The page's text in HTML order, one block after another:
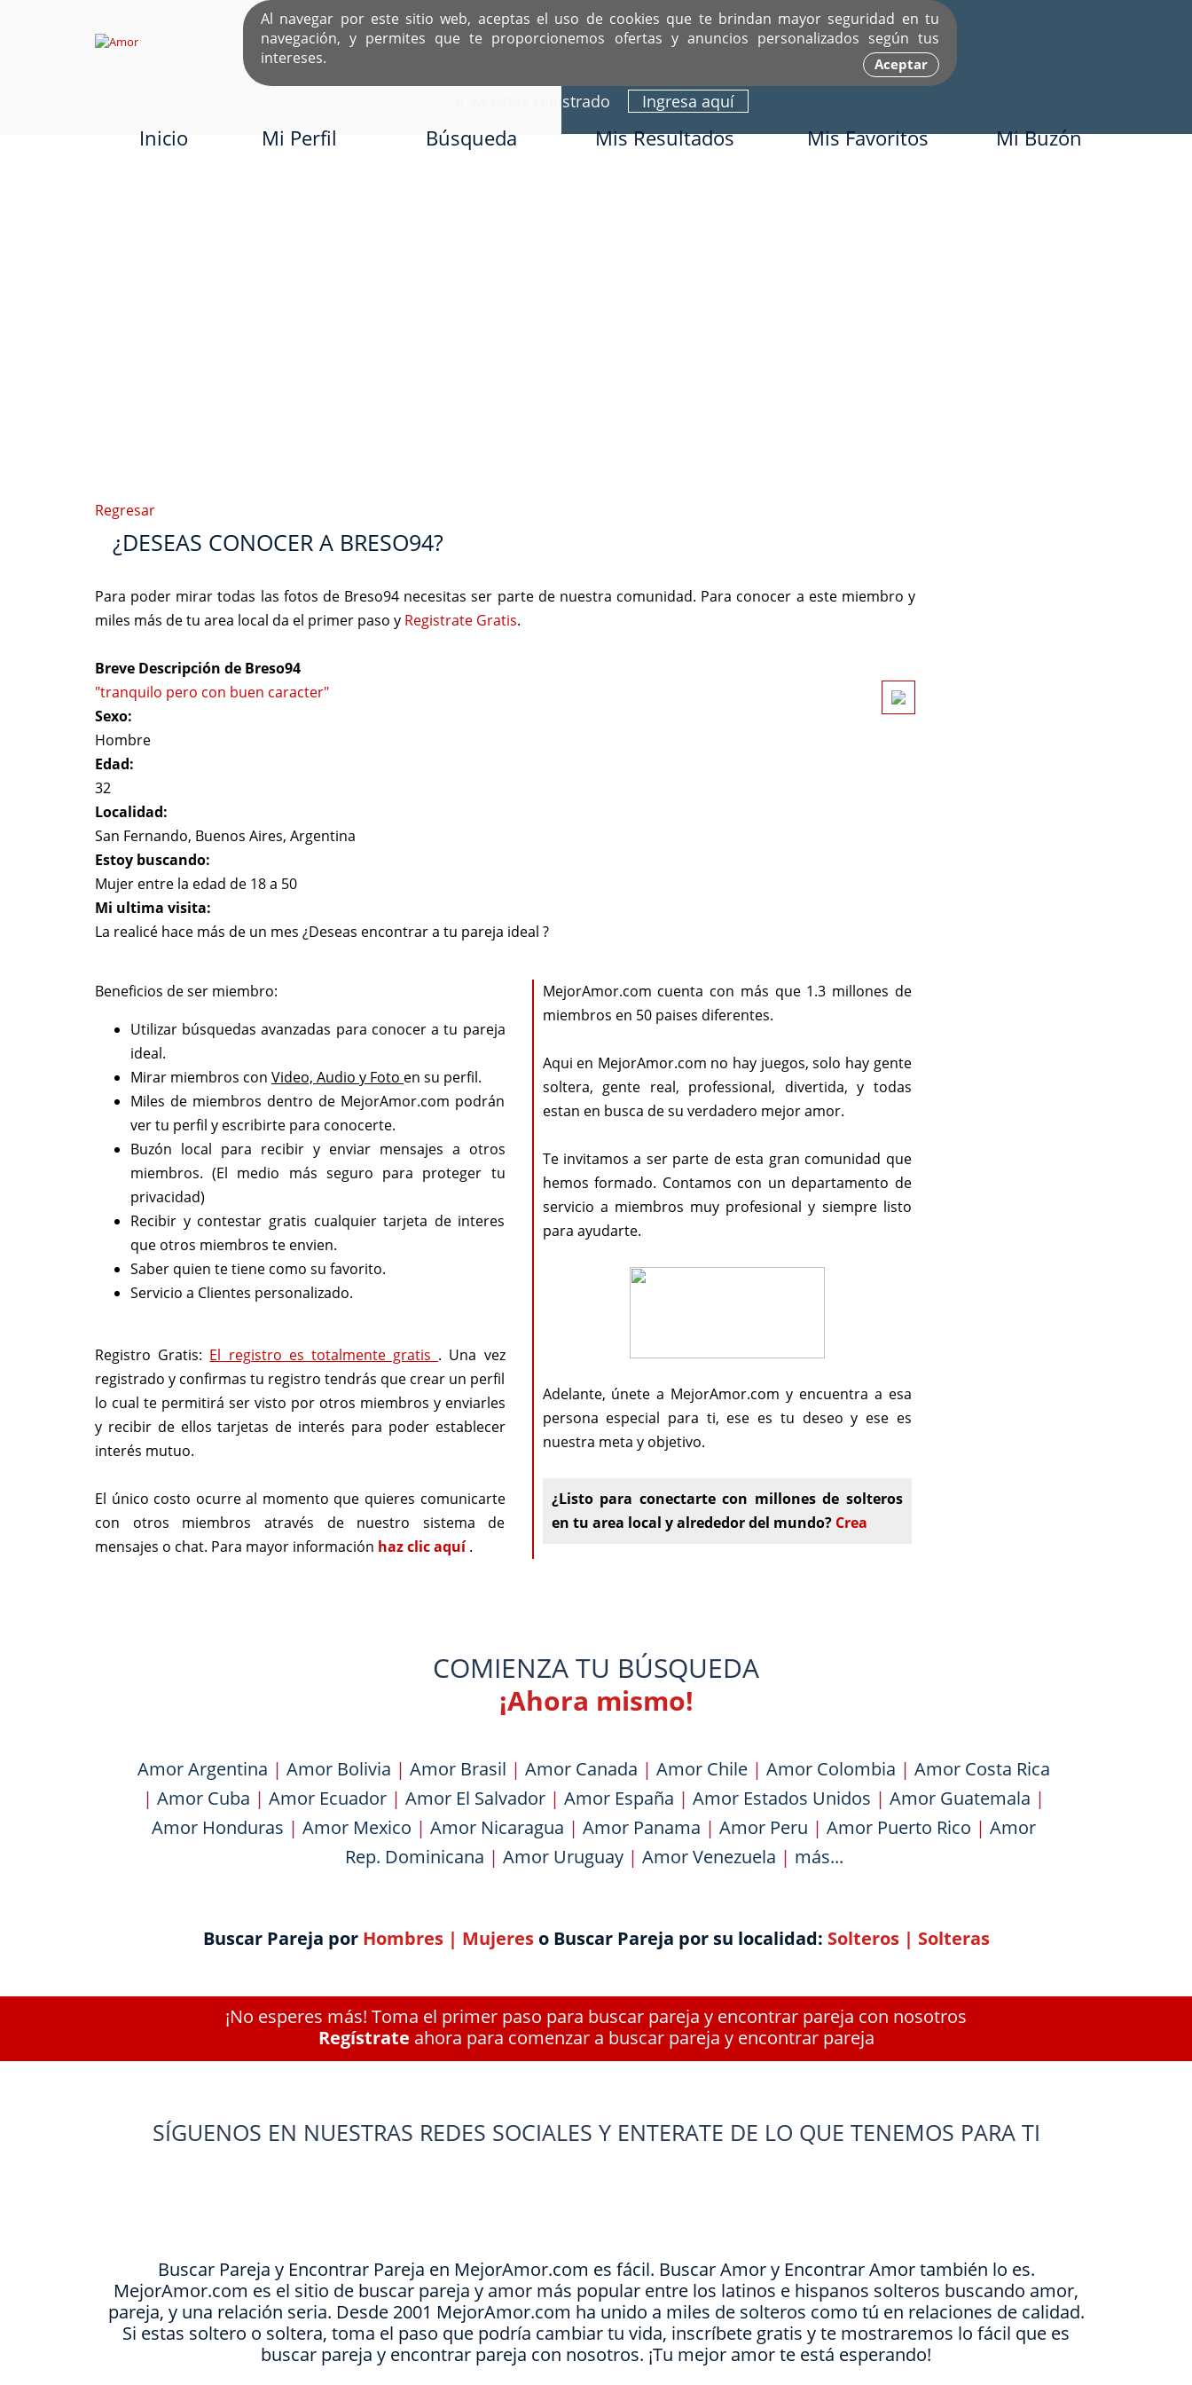
Al navegar por este sitio web, aceptas el uso de cookies que te brindan mayor seguridad en tu
navegación, y permites que te proporcionemos ofertas y anuncios personalizados según tus
intereses.
Aceptar
EL ÚNICO SITIO DEDICADO A SOLTEROS HISPANOS COMO TÚ
Ingresa aquí
Sí ya estás registrado
Inicio Mi Perfil Búsqueda Mis Resultados Mis Favoritos Mi Buzón
Regresar
¿DESEAS CONOCER A BRESO94?
Para poder mirar todas las fotos de Breso94 necesitas ser parte de nuestra comunidad. Para conocer a este miembro y
miles más de tu area local da el primer paso y Registrate Gratis.
Breve Descripción de Breso94
"tranquilo pero con buen caracter"
Sexo:
Hombre
Edad:
32
Localidad:
San Fernando, Buenos Aires, Argentina
Estoy buscando:
Mujer entre la edad de 18 a 50
Mi ultima visita:
La realicé hace más de un mes ¿Deseas encontrar a tu pareja ideal ?
Beneficios de ser miembro:
Utilizar búsquedas avanzadas para conocer a tu pareja
ideal.
Mirar miembros con Video, Audio y Foto en su perfil.
Miles de miembros dentro de MejorAmor.com podrán
ver tu perfil y escribirte para conocerte.
Buzón local para recibir y enviar mensajes a otros
miembros. (El medio más seguro para proteger tu
privacidad)
Recibir y contestar gratis cualquier tarjeta de interes
que otros miembros te envien.
Saber quien te tiene como su favorito.
Servicio a Clientes personalizado.
Registro Gratis: El registro es totalmente gratis . Una vez
registrado y confirmas tu registro tendrás que crear un perfil
lo cual te permitirá ser visto por otros miembros y enviarles
y recibir de ellos tarjetas de interés para poder establecer
interés mutuo.
El único costo ocurre al momento que quieres comunicarte
con otros miembros através de nuestro sistema de
mensajes o chat. Para mayor información haz clic aquí.
MejorAmor.com cuenta con más que 1.3 millones de
miembros en 50 paises diferentes.
Aqui en MejorAmor.com no hay juegos, solo hay gente
soltera, gente real, professional, divertida, y todas
estan en busca de su verdadero mejor amor.
Te invitamos a ser parte de esta gran comunidad que
hemos formado. Contamos con un departamento de
servicio a miembros muy profesional y siempre listo
para ayudarte.
Adelante, únete a MejorAmor.com y encuentra a esa
persona especial para ti, ese es tu deseo y ese es
nuestra meta y objetivo.
¿Listo para conectarte con millones de solteros
en tu area local y alrededor del mundo? Crea
COMIENZA TU BÚSQUEDA
¡Ahora mismo!
Amor Argentina | Amor Bolivia | Amor Brasil | Amor Canada | Amor Chile | Amor Colombia | Amor Costa Rica
| Amor Cuba | Amor Ecuador | Amor El Salvador | Amor España | Amor Estados Unidos | Amor Guatemala |
Amor Honduras | Amor Mexico | Amor Nicaragua | Amor Panama | Amor Peru | Amor Puerto Rico | Amor
Rep. Dominicana | Amor Uruguay| Amor Venezuela | más...
Buscar Pareja por Hombres| Mujereso Buscar Pareja por su localidad: Solteros| Solteras
¡No esperes más! Toma el primer paso para buscar pareja y encontrar pareja con nosotros
Regístrate ahora para comenzar a buscar pareja y encontrar pareja
SÍGUENOS EN NUESTRAS REDES SOCIALES Y ENTERATE DE LO QUE TENEMOS PARA TI
Buscar Pareja y Encontrar Pareja en MejorAmor.com es fácil. Buscar Amor y Encontrar Amor también lo es.
MejorAmor.com es el sitio de buscar pareja y amor más popular entre los latinos e hispanos solteros buscando amor,
pareja, y una relación seria. Desde 2001 MejorAmor.com ha unido a miles de solteros como tú en relaciones de calidad.
Si estas soltero o soltera, toma el paso que podría cambiar tu vida, inscríbete gratis y te mostraremos lo fácil que es
buscar pareja y encontrar pareja con nosotros. ¡Tu mejor amor te está esperando!